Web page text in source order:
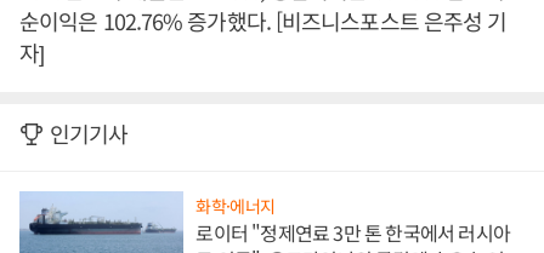
순이익은 102.76% 증가했다. [비즈니스포스트 은주성 기
자]
인기기사
화학·에너지
로이터 "정제연료 3만 톤 한국에서 러시아